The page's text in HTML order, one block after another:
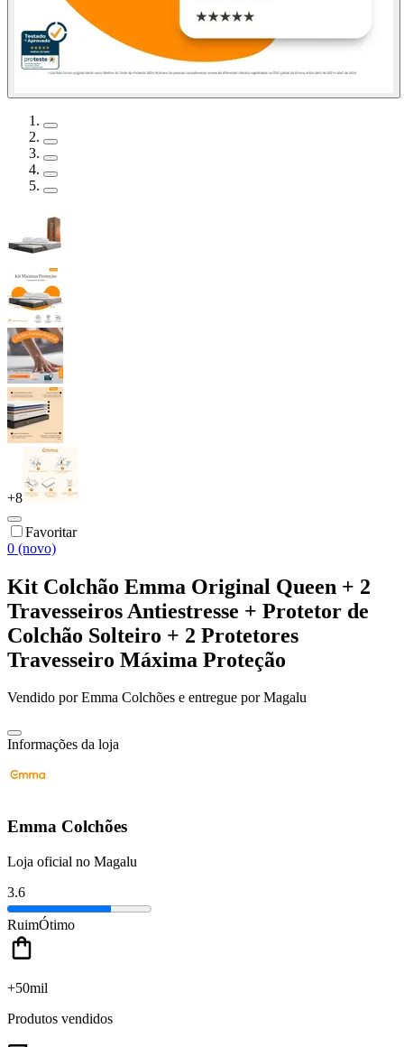
+8
Favoritar
0 (novo)
Kit Colchão Emma Original Queen + 2
Travesseiros Antiestresse + Protetor de
Colchão Solteiro + 2 Protetores
Travesseiro Máxima Proteção
Vendido porEmma Colchões e entregue por Magalu
Informações da loja
Emma Colchões
Loja oficial no Magalu
3.6
RuimÓtimo
+50mil
Produtos vendidos